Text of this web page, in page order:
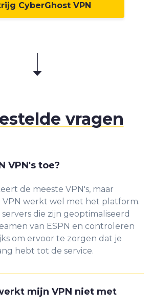
CyberGhost VPN
vragen
VPN's toe?
de meeste VPN's, maar
VPN werkt wel met het platform.
die zijn geoptimaliseerd
van ESPN en controleren
om ervoor te zorgen dat je
hebt tot de service.
mijn VPN niet met